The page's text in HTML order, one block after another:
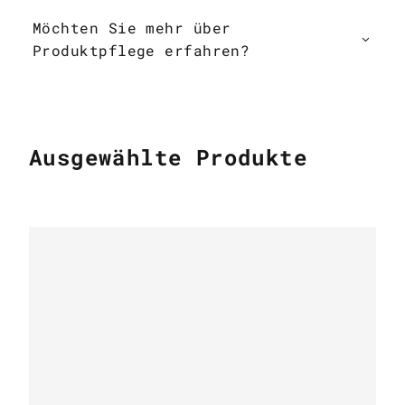
Möchten Sie mehr über
Produktpflege erfahren?
Ausgewählte Produkte